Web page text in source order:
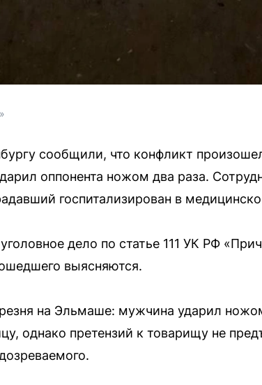
сообщили, что конфликт
оппонента ножом два раза.
госпитализирован в
дело по статье 111 УК РФ
выясняются.
на Эльмаше: мужчина ударил
однако претензий к товарищу не